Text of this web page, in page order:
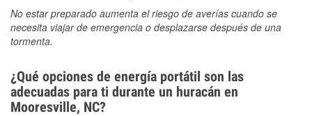
No estar preparado aumenta el riesgo de averías cuando se
necesita viajar de emergencia o desplazarse después de una
tormenta.
¿Qué opciones de energía portátil son las
adecuadas para ti durante un huracán en
Mooresville, NC?